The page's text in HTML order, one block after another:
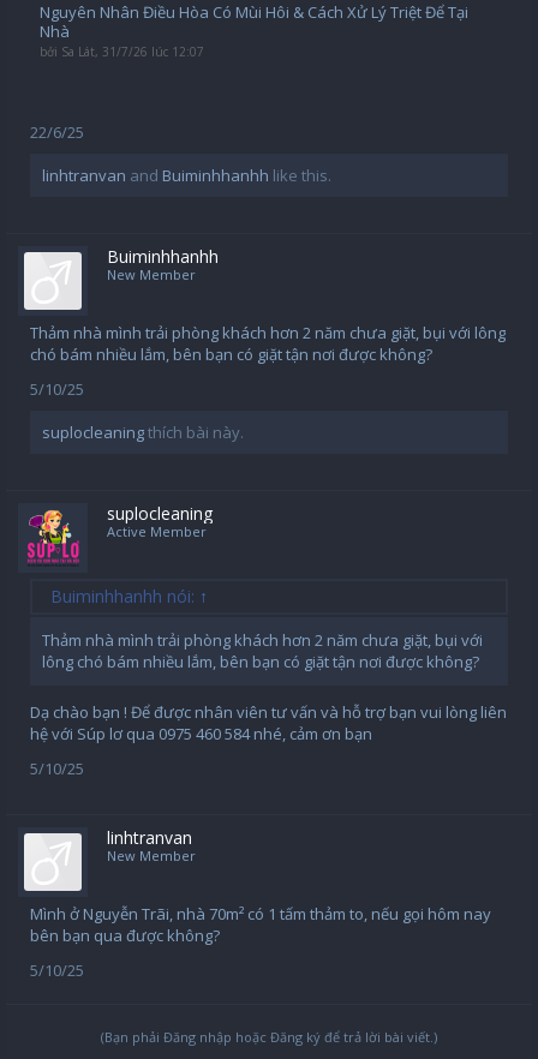
Nguyên Nhân Điều Hòa Có Mùi Hôi & Cách Xử Lý Triệt Để Tại
Nhà
bởi Sa Lát, 31/7/26 lúc 12:07
22/6/25
linhtranvan and Buiminhhanhh like this.
Buiminhhanhh
New Member
Thảm nhà mình trải phòng khách hơn 2 năm chưa giặt, bụi với lông
chó bám nhiều lắm, bên bạn có giặt tận nơi được không?
5/10/25
suplocleaningthích bài này.
suplocleaning
Active Member
Buiminhhanhh nói: ↑
Thảm nhà mình trải phòng khách hơn 2 năm chưa giặt, bụi với
lông chó bám nhiều lắm, bên bạn có giặt tận nơi được không?
Dạ chào bạn ! Để được nhân viên tư vấn và hỗ trợ bạn vui lòng liên
hệ với Súp lơ qua 0975 460 584 nhé, cảm ơn bạn
5/10/25
linhtranvan
New Member
Mình ở Nguyễn Trãi, nhà 70m² có 1 tấm thảm to, nếu gọi hôm nay
bên bạn qua được không?
5/10/25
(Bạn phải Đăng nhập hoặc Đăng ký để trả lời bài viết.)